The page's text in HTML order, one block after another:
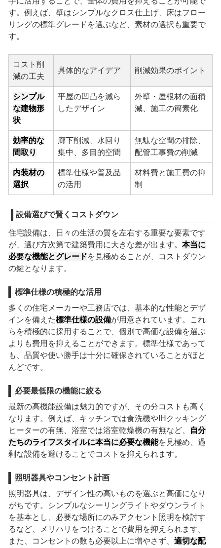
す。例えば、壁はシンプルなクロス仕上げ、床はフロー
リングの標準グレードを選ぶなど、素材の選択も重要で
す。
コスト削
減の工夫
具体的なアイデア 削減効果のポイント
シンプル
な建物形
状
平屋の凹凸を減ら
したデザイン
外壁・屋根材の面積
減、施工の簡素化
効率的な
間取り
廊下削減、水回り
集中、多目的空間
無駄な空間の排除、
配管工事費の削減
内装材の
選択
標準仕様や普及品
の活用
材料費と施工費の抑
制
設備選びで賢くコストダウン
住宅設備は、日々の生活の質を左右する重要な要素です
が、選び方次第で建築費用に大きな差が出ます。 本当に
必要な機能とグレードを見極めることが、コストダウン
の鍵となります。
標準仕様の積極的な活用
多くの住宅メーカーや工務店では、基本的な性能とデザ
インを備えた標準仕様の設備が用意されています。これ
らを積極的に採用することで、個別で高価な設備を選ぶ
よりも費用を抑えることができます。標準仕様であって
も、品質や使い勝手は十分に確保されていることがほと
んどです。
必要最低限の機能に絞る
最新の高機能設備は魅力的ですが、その分コストも高く
なります。例えば、キッチンでは食洗機やIHクッキング
ヒーターの有無、浴室では浴室乾燥機の有無など、
自分
たちのライフスタイルに本当に必要な機能を見極め、過
剰な設備を避けることでコストを抑えられます。
照明器具やコンセント計画
照明器具は、デザイン性の高いものを選ぶと高価になり
がちです。シンプルなシーリングライトやダウンライト
を基本とし、必要な場所にのみアクセント照明を検討す
るなど、メリハリをつけることで費用を抑えられます。
また、コンセントの数も必要以上に増やさず、 適切な配